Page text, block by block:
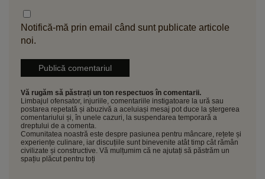
Notifică-mă prin email când sunt publicate articole
noi.
Vă rugăm să păstrați un ton respectuos în comentarii.
Limbajul ofensator, injuriile, comentariile instigatoare la ură sau
postarea repetată și abuzivă a aceluiași mesaj pot duce la ștergerea
comentariului și, în unele cazuri, la suspendarea temporară a
dreptului de a comenta.
Comunitatea noastră este despre pasiunea pentru mâncare, rețete și
experiențe culinare, iar discuțiile sunt binevenite atât timp cât rămân
civilizate și constructive. Vă mulțumim că ne ajutați să păstrăm un
spațiu plăcut pentru toți